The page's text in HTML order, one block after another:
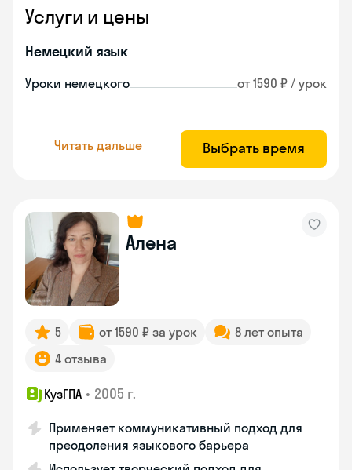
Услуги и цены
Немецкий язык
Уроки немецкого от 1590 ₽ / урок
Читать дальше Выбрать время
Алена
5 от 1590 ₽ за урок
8 лет опыта
4 отзыва
КузГПА • 2005 г.
Применяет коммуникативный подход для
преодоления языкового барьера